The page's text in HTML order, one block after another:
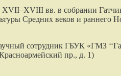
вв. в собрании
Средних веков и раннего
сотрудник ГБУК «ГМЗ
пр., д. 1)